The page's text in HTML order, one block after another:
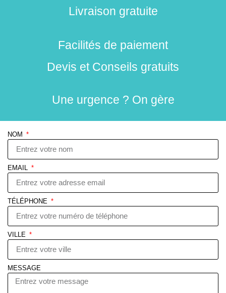
Livraison gratuite
Facilités de paiement
Devis et Conseils gratuits
Une urgence ? On gère
NOM
EMAIL
TÉLÉPHONE
VILLE
MESSAGE